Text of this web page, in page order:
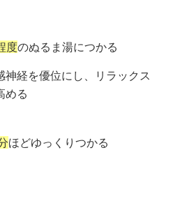
度のぬるま湯につかる
神経を優位にし、リラックス
める
ほどゆっくりつかる